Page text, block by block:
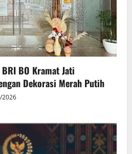
BO Kramat Jati
Dekorasi Merah Putih
2026